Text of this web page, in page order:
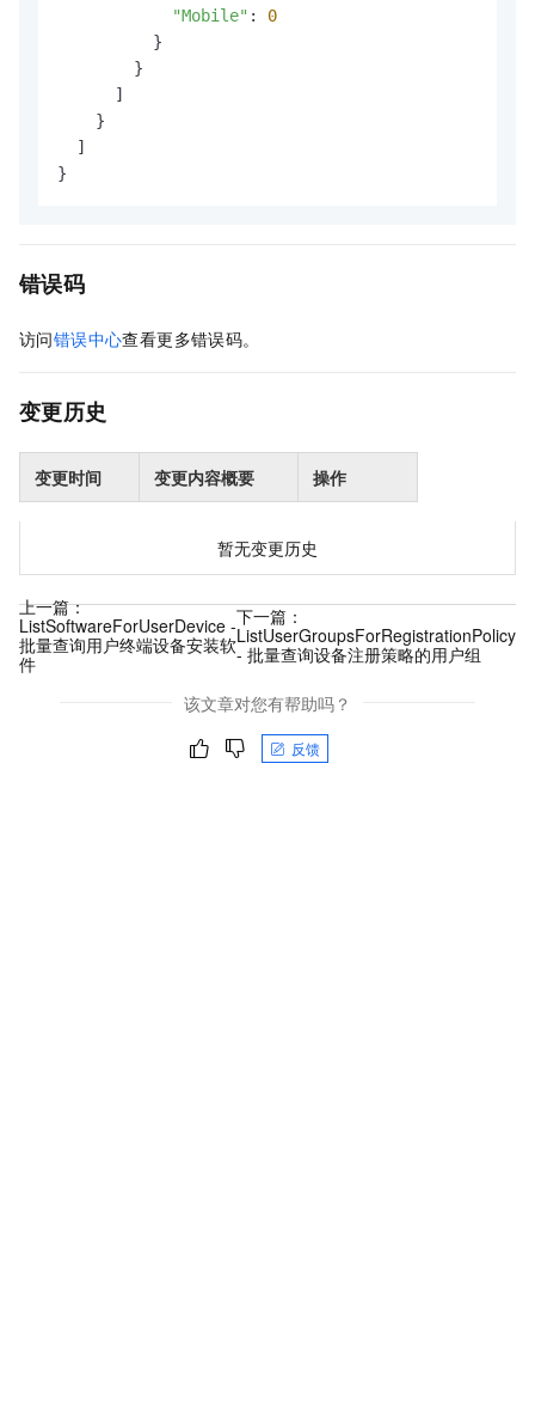
"Mobile" : 0
          }
        }
      ]
    }
  ]
}
错误码
访问错误中心查看更多错误码。
变更历史
变更时间 变更内容概要 操作
暂无变更历史
上一篇：
ListSoftwareForUserDevice -
批量查询用户终端设备安装软
件
下一篇：
ListUserGroupsForRegistrationPolicy
- 批量查询设备注册策略的用户组
该文章对您有帮助吗？
反馈